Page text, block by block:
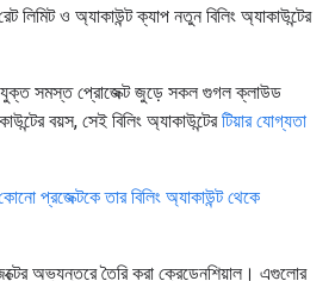
লিমিট ও অ্যাকাউন্ট ক্যাপ নতুন বিলিং অ্যাকাউন্টের
যুক্ত সমস্ত প্রোজেক্ট জুড়ে সকল গুগল ক্লাউড
বয়স, সেই বিলিং অ্যাকাউন্টেরটিয়ার যোগ্যতা
প্রজেক্টকে তার বিলিং অ্যাকাউন্ট থেকে
অভ্যন্তরে তৈরি করা ক্রেডেনশিয়াল। এগুলোর